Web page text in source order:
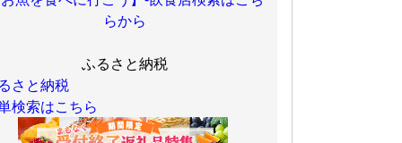
らから
ふるさと納税
さと納税
検索はこちら